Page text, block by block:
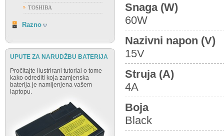
TOSHIBA
Razno
UPUTE ZA NARUDŽBU BATERIJA
Pročitajte ilustrirani tutorial o tome
kako odrediti koja zamjenska
baterija je namijenjena vašem
laptopu.
Snaga (W)
60W
Nazivni napon (V)
15V
Struja (A)
4A
Boja
Black